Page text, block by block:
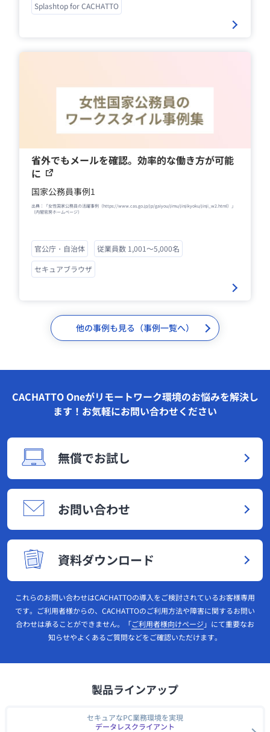
Splashtop for CACHATTO
省外でもメールを確認。効率的な働き方が可能
に
国家公務員事例1
出典：「女性国家公務員の活躍事例（https://www.cas.go.jp/jp/gaiyou/jimu/jinjikyoku/jinji_w2.html）」
（内閣官房ホームページ）
官公庁・自治体
従業員数 1,001～5,000名
セキュアブラウザ
他の事例も見る（事例一覧へ）
CACHATTO Oneがリモートワーク環境のお悩みを解決し
ます！お気軽にお問い合わせください
無償でお試し
お問い合わせ
資料ダウンロード
これらのお問い合わせはCACHATTOの導入をご検討されているお客様専用
です。ご利用者様からの、CACHATTOのご利用方法や障害に関するお問い
合わせは承ることができません。「ご利用者様向けページ 」にて重要なお
知らせやよくあるご質問などをご確認いただけます。
製品ラインアップ
セキュアなPC業務環境を実現
データレスクライアント